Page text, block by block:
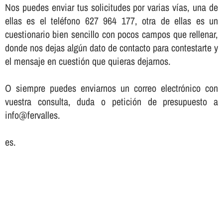
Nos puedes enviar tus solicitudes por varias ví­as, una de
ellas es el teléfono 627 964 177, otra de ellas es un
cuestionario bien sencillo con pocos campos que rellenar,
donde nos dejas algún dato de contacto para contestarte y
el mensaje en cuestión que quieras dejarnos.
O siempre puedes enviarnos un correo electrónico con
vuestra consulta, duda o petición de presupuesto a
info@fervalles.
es.